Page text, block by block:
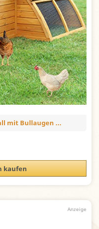
mit Bullaugen ...
kaufen